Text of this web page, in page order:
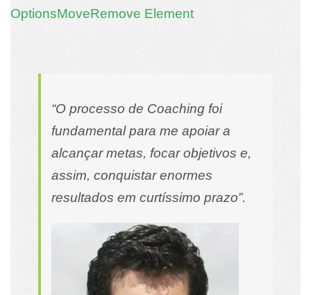
OptionsMoveRemove Element
“O processo de Coaching foi
fundamental para me apoiar a
alcançar metas, focar objetivos e,
assim, conquistar enormes
resultados em curtíssimo prazo”.